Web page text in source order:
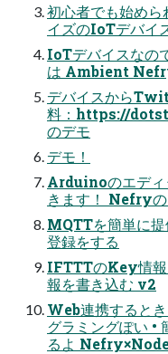
初心者でも始めら
イズのIoTデバイ
IoTデバイスなの
は Ambient
デバイスから
料：https://
のデモ
デモ！
Arduinoのエディ
きます！ Nefry
MQTTを簡単に
登録をする
IFTTTのKey情
報を書き込む v2
Web連携すると
グラミングぽい •
るよ